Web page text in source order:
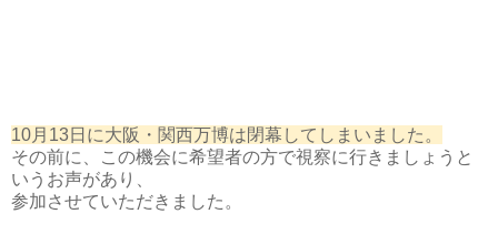
10月13日に大阪・関西万博は閉幕してしまいました。
その前に、この機会に希望者の方で視察に行きましょうと
いうお声があり、
参加させていただきました。